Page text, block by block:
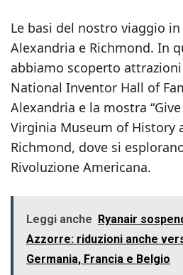
Le basi del nostro viaggio
Alexandria e Richmond. In
abbiamo scoperto
National Inventor Hall of
Alexandria e la mostra
Virginia Museum of History
Richmond, dove si
Rivoluzione Americana.
Leggi anche Ryanair
Azzorre: riduzioni anche
Germania, Francia e Belgio